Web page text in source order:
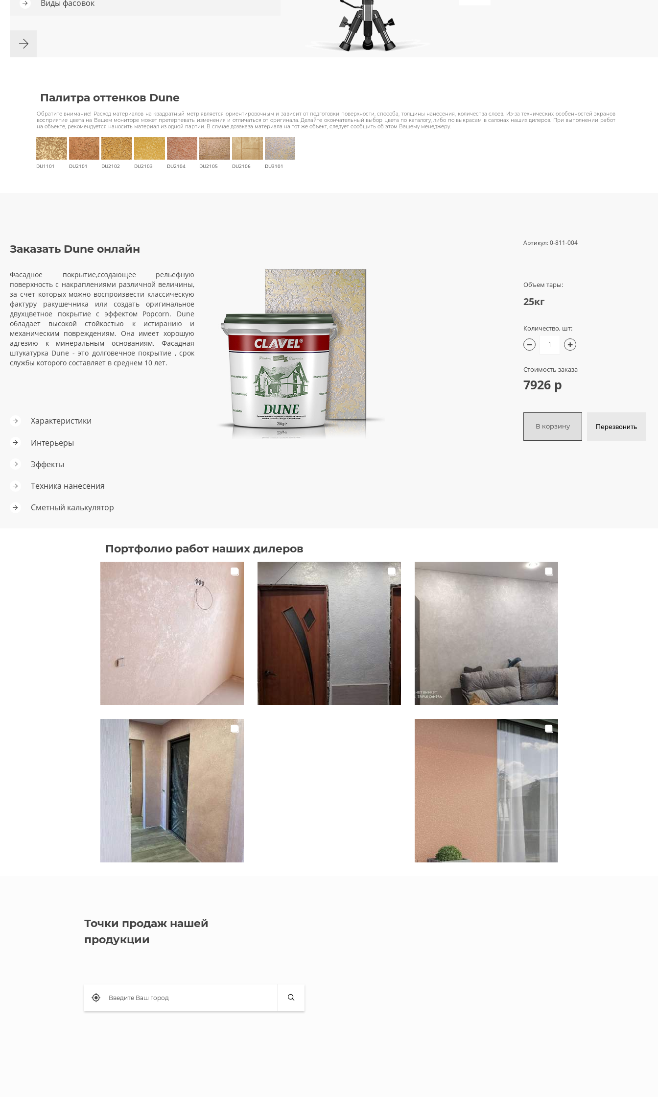
Виды фасовок
Палитра оттенков Dune
Обратите внимание! Расход материалов на квадратный метр является ориентировочным и зависит от подготовки поверхности, способа, толщины нанесения, количества слоев. Из-за технических особенностей экранов
восприятие цвета на Вашем мониторе может претерпевать изменения и отличаться от оригинала. Делайте окончательный выбор цвета по каталогу, либо по выкрасам в салонах наших дилеров. При выполнении работ
на объекте, рекомендуется наносить материал из одной партии. В случае дозаказа материала на тот же объект, следует сообщить об этом Вашему менеджеру.
DU1101 DU2101 DU2102 DU2103 DU2104 DU2105 DU2106 DU3101
Заказать Dune онлайн
Фасадное покрытие,создающее рельефную
поверхность с накраплениями различной величины,
за счет которых можно воспроизвести классическую
фактуру ракушечника или создать оригинальное
двухцветное покрытие с эффектом Popcorn. Dune
обладает высокой стойкостью к истиранию и
механическим повреждениям. Она имеет хорошую
адгезию к минеральным основаниям. Фасадная
штукатурка Dune - это долговечное покрытие , срок
службы которого составляет в среднем 10 лет.
Характеристики
Интерьеры
Эффекты
Техника нанесения
Сметный калькулятор
Артикул:0-811-004
Объем тары:
25кг
Количество, шт:
− +
Стоимость заказа
7926 р
В корзину Перезвонить
Портфолио работ наших дилеров
Точки продаж нашей
продукции